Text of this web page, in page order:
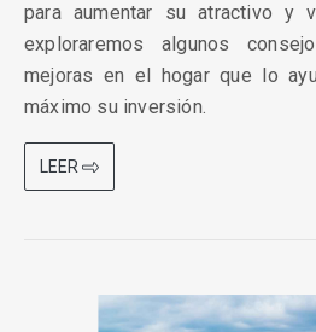
para aumentar su atractivo y
exploraremos algunos
mejoras en el hogar que lo
máximo su inversión.
LEER